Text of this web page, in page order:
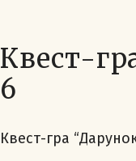
Квест-
6
Квест-гра